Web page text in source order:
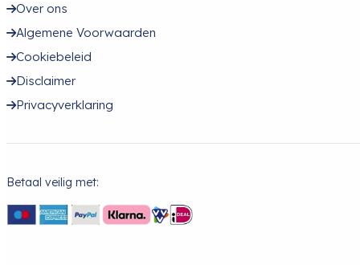
Over ons
Algemene Voorwaarden
Cookiebeleid
Disclaimer
Privacyverklaring
Betaal veilig met: